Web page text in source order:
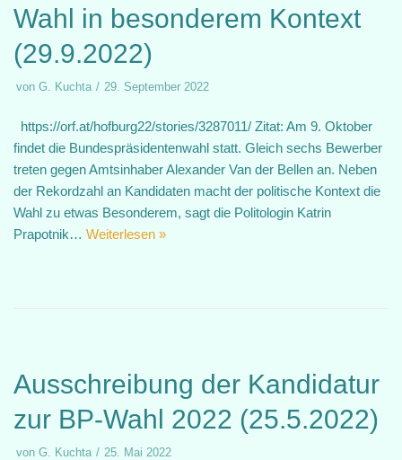
Wahl in besonderem Kontext
(29.9.2022)
von G. Kuchta 29. September 2022
https://orf.at/hofburg22/stories/3287011/ Zitat: Am 9. Oktober
findet die Bundespräsidentenwahl statt. Gleich sechs Bewerber
treten gegen Amtsinhaber Alexander Van der Bellen an. Neben
der Rekordzahl an Kandidaten macht der politische Kontext die
Wahl zu etwas Besonderem, sagt die Politologin Katrin
Prapotnik… Weiterlesen »
Ausschreibung der Kandidatur
zur BP-Wahl 2022 (25.5.2022)
von G. Kuchta 25. Mai 2022